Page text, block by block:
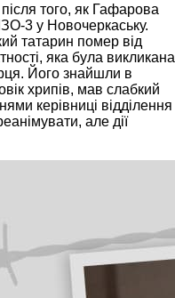
того, як Гафарова
3 у Новочеркаську.
татарин помер від
яка була викликана
Його знайшли в
хрипів, мав слабкий
керівниці відділення
але дії